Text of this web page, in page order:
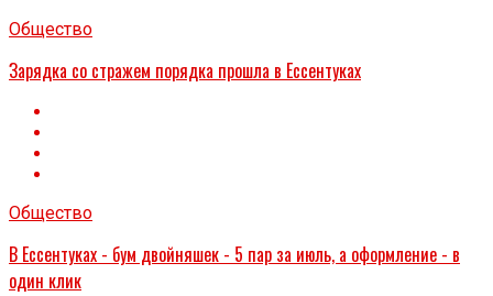
Общество
Зарядка со стражем порядка прошла в Ессентуках
Общество
В Ессентуках - бум двойняшек - 5 пар за июль, а оформление - в
один клик